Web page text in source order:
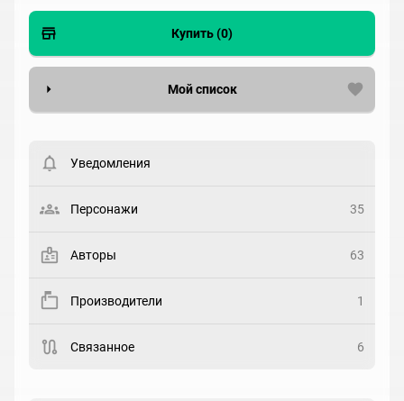
Купить (0)
Мой список
Статус
Рейтинг
Реакция
Уведомления
Персонажи 35
Авторы 63
Производители 1
Связанное 6